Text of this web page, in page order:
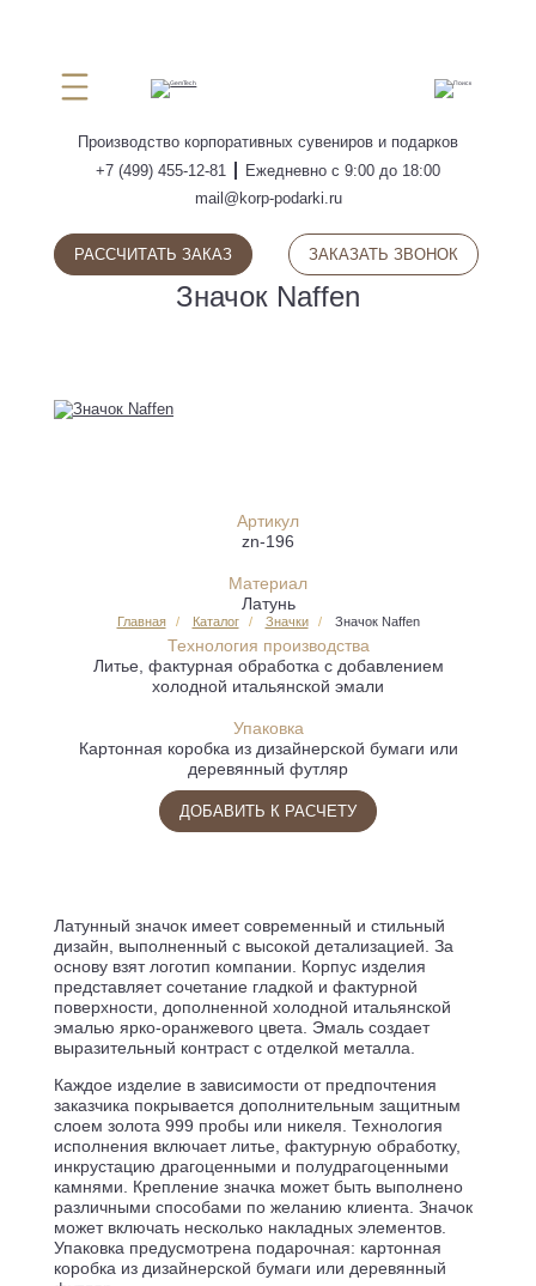
ПОИСК
Производство корпоративных сувениров и подарков
+7 (499) 455-12-81
Ежедневно с 9:00 до 18:00
mail@korp-podarki.ru
ЗАКАЗАТЬ ЗВОНОК
РАССЧИТАТЬ ЗАКАЗ
Главная Каталог Значки Значок Naffen
Значок Naffen
Артикул
zn-196
Материал
Латунь
Технология производства
Литье, фактурная обработка с добавлением
холодной итальянской эмали
Упаковка
Картонная коробка из дизайнерской бумаги или
деревянный футляр
ДОБАВИТЬ К РАСЧЕТУ
Латунный значок имеет современный и стильный
дизайн, выполненный с высокой детализацией. За
основу взят логотип компании. Корпус изделия
представляет сочетание гладкой и фактурной
поверхности, дополненной холодной итальянской
эмалью ярко-оранжевого цвета. Эмаль создает
выразительный контраст с отделкой металла.
Каждое изделие в зависимости от предпочтения
заказчика покрывается дополнительным защитным
слоем золота 999 пробы или никеля. Технология
исполнения включает литье, фактурную обработку,
инкрустацию драгоценными и полудрагоценными
камнями. Крепление значка может быть выполнено
различными способами по желанию клиента. Значок
может включать несколько накладных элементов.
Упаковка предусмотрена подарочная: картонная
коробка из дизайнерской бумаги или деревянный